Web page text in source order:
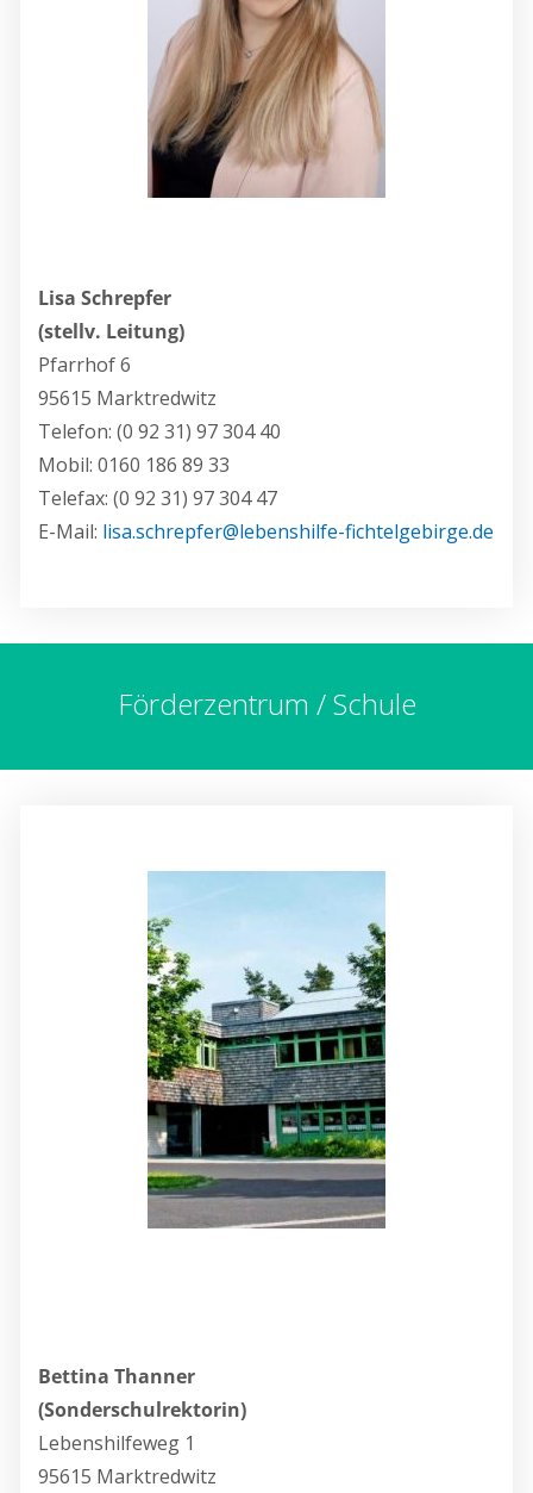
Lisa Schrepfer
(stellv. Leitung)
Pfarrhof 6
95615 Marktredwitz
Telefon: (0 92 31) 97 304 40
Mobil: 0160 186 89 33
Telefax: (0 92 31) 97 304 47
E-Mail: lisa.schrepfer@lebenshilfe-fichtelgebirge.de
Förderzentrum / Schule
Bettina Thanner
(Sonderschulrektorin)
Lebenshilfeweg 1
95615 Marktredwitz